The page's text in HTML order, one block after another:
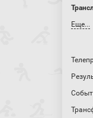
Еще...